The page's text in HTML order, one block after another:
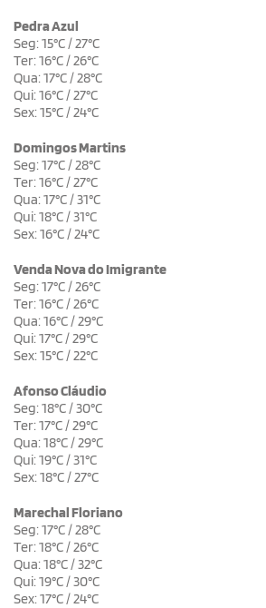
Pedra Azul
Seg: 15°C / 27°C
Ter: 16°C / 26°C
Qua: 17°C / 28°C
Qui: 16°C / 27°C
Sex: 15°C / 24°C
Domingos Martins
Seg: 17°C / 28°C
Ter: 16°C / 27°C
Qua: 17°C / 31°C
Qui: 18°C / 31°C
Sex: 16°C / 24°C
Venda Nova do Imigrante
Seg: 17°C / 26°C
Ter: 16°C / 26°C
Qua: 16°C / 29°C
Qui: 17°C / 29°C
Sex: 15°C / 22°C
Afonso Cláudio
Seg: 18°C / 30°C
Ter: 17°C / 29°C
Qua: 18°C / 29°C
Qui: 19°C / 31°C
Sex: 18°C / 27°C
Marechal Floriano
Seg: 17°C / 28°C
Ter: 18°C / 26°C
Qua: 18°C / 32°C
Qui: 19°C / 30°C
Sex: 17°C / 24°C